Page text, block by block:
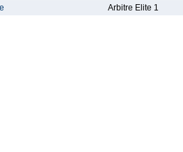
Arbitre Elite 1